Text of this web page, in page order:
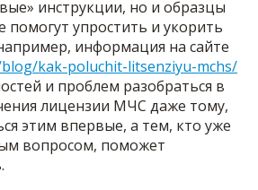
инструкции, но и образцы
помогут упростить и укорить
информация на сайте
kak-poluchit-litsenziyu-mchs/
и проблем разобраться в
лицензии МЧС даже тому,
этим впервые, а тем, кто уже
вопросом, поможет